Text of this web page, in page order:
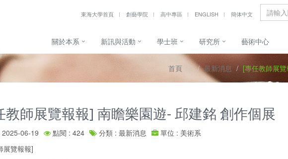
東海大學首頁 創藝學院 高中專區 ENGLISH 簡体中文
關於本系 新訊與活動 學士班 研究所 藝術中心
首頁 最新消息 [專任教師展
教師展覽報報] 南瞻樂園遊- 邱建銘 創作個展
06-19 點閱 : 424 分類 : 最新消息
單位 : 美術系
展覽報報]